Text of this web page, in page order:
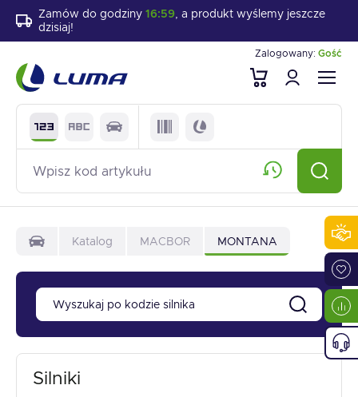
Zamów do godziny 16:59, a produkt wyślemy jeszcze
dzisiaj!
Zalogowany: Gość
Katalog MACBOR MONTANA
Silniki